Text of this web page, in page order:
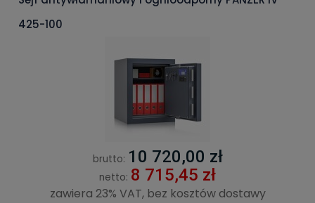
425-100
brutto: 10 720,00 zł
netto: 8 715,45 zł
zawiera 23% VAT, bez kosztów dostawy